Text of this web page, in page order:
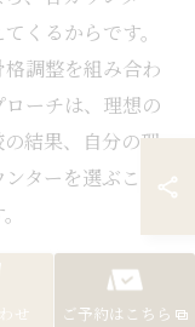
くるからです。
調整を組み合わ
ーチは、理想の
結果、自分の理
ターを選ぶこと
せ ご予約はこちら